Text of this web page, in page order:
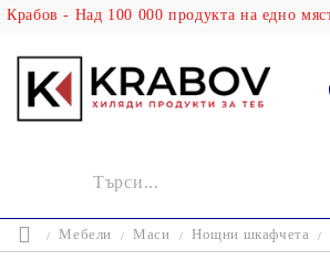
Мебели Маси Нощни шкафчета